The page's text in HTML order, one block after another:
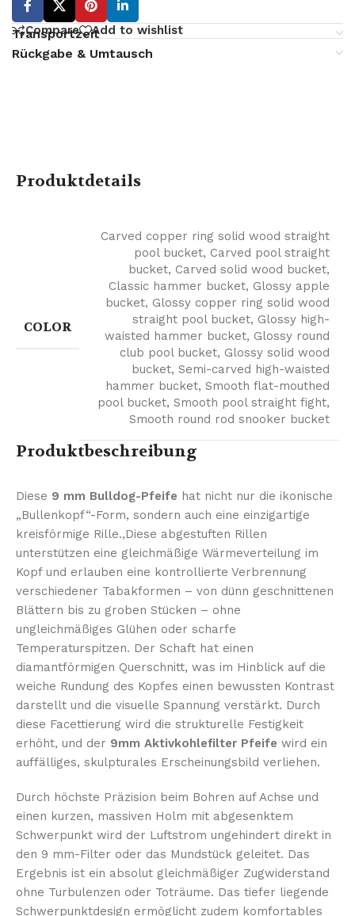
Compare Add to wishlist
Transportzeit
Rückgabe & Umtausch
Produktdetails
COLOR
Carved copper ring solid wood straight
pool bucket, Carved pool straight
bucket, Carved solid wood bucket,
Classic hammer bucket, Glossy apple
bucket, Glossy copper ring solid wood
straight pool bucket, Glossy high-
waisted hammer bucket, Glossy round
club pool bucket, Glossy solid wood
bucket, Semi-carved high-waisted
hammer bucket, Smooth flat-mouthed
pool bucket, Smooth pool straight fight,
Smooth round rod snooker bucket
Produktbeschreibung
Diese 9 mm Bulldog-Pfeife hat nicht nur die ikonische
„Bullenkopf“-Form, sondern auch eine einzigartige
kreisförmige Rille.,Diese abgestuften Rillen
unterstützen eine gleichmäßige Wärmeverteilung im
Kopf und erlauben eine kontrollierte Verbrennung
verschiedener Tabakformen – von dünn geschnittenen
Blättern bis zu groben Stücken – ohne
ungleichmäßiges Glühen oder scharfe
Temperaturspitzen. Der Schaft hat einen
diamantförmigen Querschnitt, was im Hinblick auf die
weiche Rundung des Kopfes einen bewussten Kontrast
darstellt und die visuelle Spannung verstärkt. Durch
diese Facettierung wird die strukturelle Festigkeit
erhöht, und der 9mm Aktivkohlefilter Pfeife wird ein
auffälliges, skulpturales Erscheinungsbild verliehen.
Durch höchste Präzision beim Bohren auf Achse und
einen kurzen, massiven Holm mit abgesenktem
Schwerpunkt wird der Luftstrom ungehindert direkt in
den 9 mm-Filter oder das Mundstück geleitet. Das
Ergebnis ist ein absolut gleichmäßiger Zugwiderstand
ohne Turbulenzen oder Toträume. Das tiefer liegende
Schwerpunktdesign ermöglicht zudem komfortables